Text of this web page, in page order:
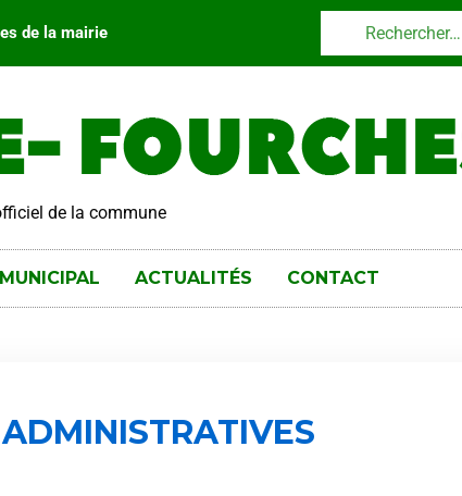
de la mairie
de la commune
ACTUALITÉS CONTACT